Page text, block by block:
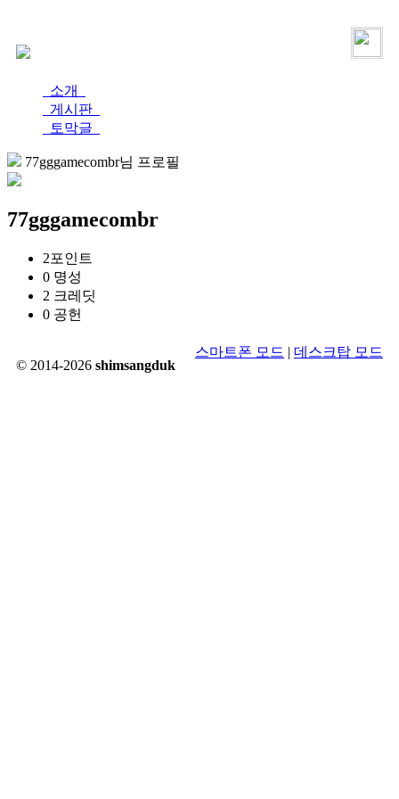
소개
게시판
토막글
77gggamecombr님 프로필
77gggamecombr
2포인트
0 명성
2 크레딧
0 공헌
© 2014-2026 shimsangduk
스마트폰 모드 | 데스크탑 모드